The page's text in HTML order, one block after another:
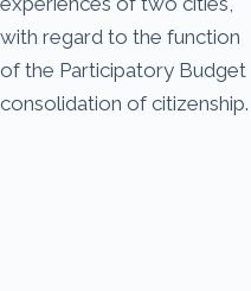
with regard to the function
of the Participatory Budget
consolidation of citizenship.